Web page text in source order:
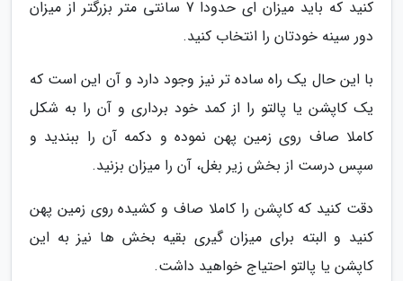
کنید که باید میزان ای حدودا 7 سانتی متر بزرگتر از میزان
دور سینه خودتان را انتخاب کنید.
با این حال یک راه ساده تر نیز وجود دارد و آن این است که
یک کاپشن یا پالتو را از کمد خود برداری و آن را به شکل
کاملا صاف روی زمین پهن نموده و دکمه آن را ببندید و
سپس درست از بخش زیر بغل، آن را میزان بزنید.
دقت کنید که کاپشن را کاملا صاف و کشیده روی زمین پهن
کنید و البته برای میزان گیری بقیه بخش ها نیز به این
کاپشن یا پالتو احتیاج خواهید داشت.